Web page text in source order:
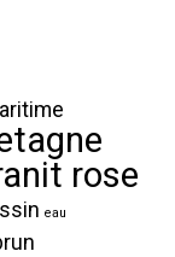
rose
eau